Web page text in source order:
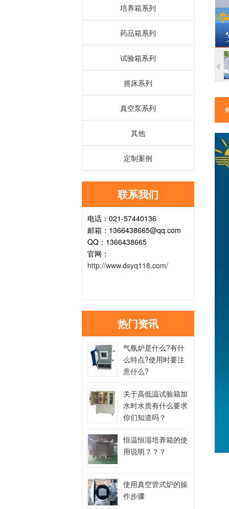
培养箱系列
药品箱系列
试验箱系列
摇床系列
真空泵系列
其他
定制案例
联系我们
电话：021-57440136
邮箱：1366438665@qq.com
QQ：1366438665
官网：
http://www.dsyq118.com/
热门资讯
气氛炉是什么?有什
么特点?使用时要注
意什么?
关于高低温试验箱加
水时水质有什么要求
你们知道吗？
恒温恒湿培养箱的使
用说明？？？
使用真空管式炉的操
作步骤